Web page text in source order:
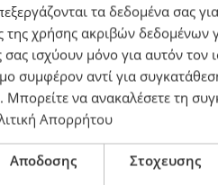
τα δεδομένα σας
χρήσης ακριβών δεδομένων
σας ισχύουν μόνο για αυτόν
συμφέρον αντί για
. Μπορείτε να ανακαλέσετε τη
Απορρήτου
Αποδοσης Στοχευσης